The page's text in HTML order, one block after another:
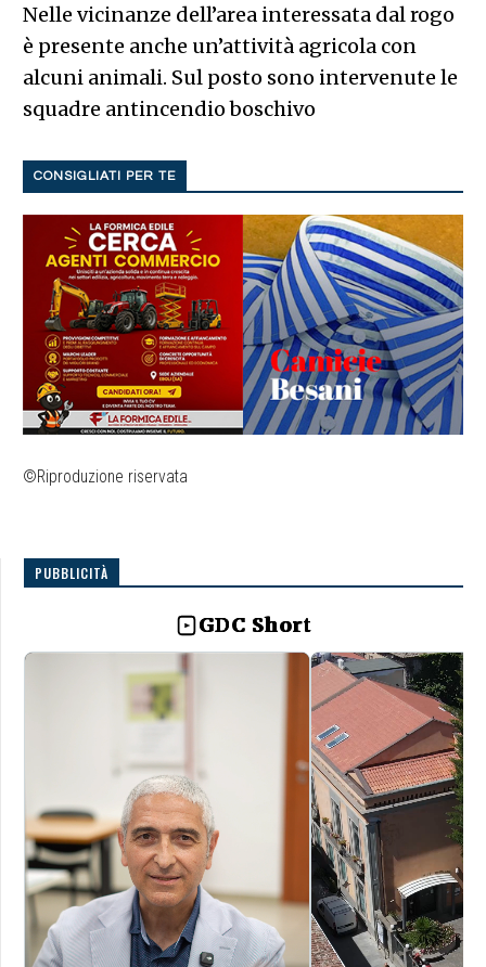
Nelle vicinanze dell’area interessata dal rogo
è presente anche un’attività agricola con
alcuni animali. Sul posto sono intervenute le
squadre antincendio boschivo
CONSIGLIATI PER TE
©Riproduzione riservata
PUBBLICITÀ
GDC Short